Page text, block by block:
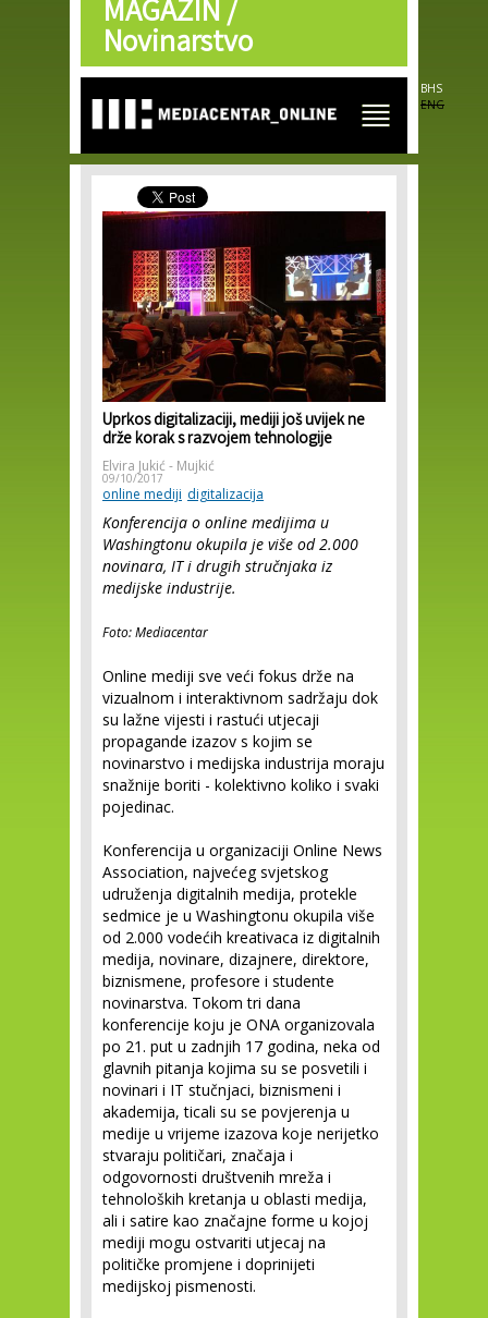
Skip to
main
content
MAGAZIN /
Novinarstvo
BHS
ENG
Uprkos digitalizaciji, mediji još uvijek ne
drže korak s razvojem tehnologije
Elvira Jukić - Mujkić
09/10/2017
online mediji digitalizacija
Konferencija o online medijima u
Washingtonu okupila je više od 2.000
novinara, IT i drugih stručnjaka iz
medijske industrije.
Foto: Mediacentar
Online mediji sve veći fokus drže na
vizualnom i interaktivnom sadržaju dok
su lažne vijesti i rastući utjecaji
propagande izazov s kojim se
novinarstvo i medijska industrija moraju
snažnije boriti - kolektivno koliko i svaki
pojedinac.
Konferencija u organizaciji Online News
Association, najvećeg svjetskog
udruženja digitalnih medija, protekle
sedmice je u Washingtonu okupila više
od 2.000 vodećih kreativaca iz digitalnih
medija, novinare, dizajnere, direktore,
biznismene, profesore i studente
novinarstva. Tokom tri dana
konferencije koju je ONA organizovala
po 21. put u zadnjih 17 godina, neka od
glavnih pitanja kojima su se posvetili i
novinari i IT stučnjaci, biznismeni i
akademija, ticali su se povjerenja u
medije u vrijeme izazova koje nerijetko
stvaraju političari, značaja i
odgovornosti društvenih mreža i
tehnoloških kretanja u oblasti medija,
ali i satire kao značajne forme u kojoj
mediji mogu ostvariti utjecaj na
političke promjene i doprinijeti
medijskoj pismenosti.